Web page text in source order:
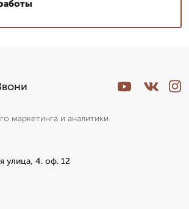
маркетинга и аналитики
улица, 4. оф. 12